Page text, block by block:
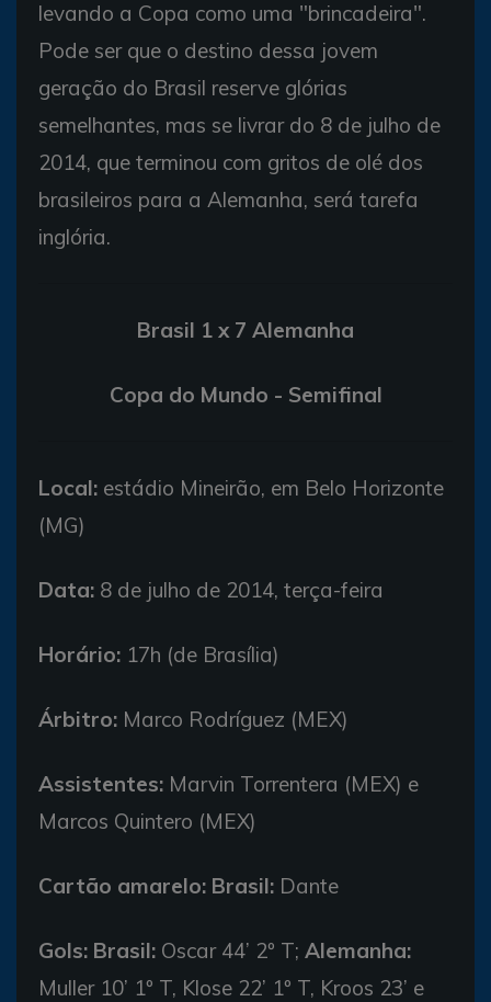
levando a Copa como uma "brincadeira".
Pode ser que o destino dessa jovem
geração do Brasil reserve glórias
semelhantes, mas se livrar do 8 de julho de
2014, que terminou com gritos de olé dos
brasileiros para a Alemanha, será tarefa
inglória.
Brasil 1 x 7 Alemanha
Copa do Mundo - Semifinal
Local: estádio Mineirão, em Belo Horizonte
(MG)
Data: 8 de julho de 2014, terça-feira
Horário: 17h (de Brasília)
Árbitro: Marco Rodríguez (MEX)
Assistentes: Marvin Torrentera (MEX) e
Marcos Quintero (MEX)
Cartão amarelo: Brasil: Dante
Gols: Brasil: Oscar 44’ 2º T; Alemanha:
Muller 10’ 1º T, Klose 22’ 1º T, Kroos 23’ e